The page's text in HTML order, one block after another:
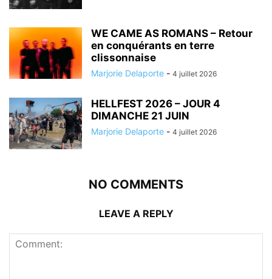
WE CAME AS ROMANS – Retour
en conquérants en terre
clissonnaise
Marjorie Delaporte - 4 juillet 2026
HELLFEST 2026 – JOUR 4
DIMANCHE 21 JUIN
Marjorie Delaporte - 4 juillet 2026
NO COMMENTS
LEAVE A REPLY